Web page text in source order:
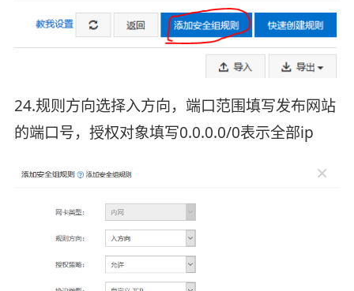
24.规则方向选择入方向，端口范围填写发布网站
的端口号，授权对象填写0.0.0.0/0表示全部ip